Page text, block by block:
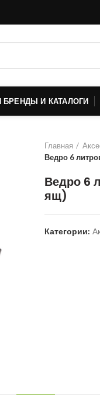
И КАТАЛОГИ
Главная
Ведро 6
Ведро 6
ящ)
Категории: